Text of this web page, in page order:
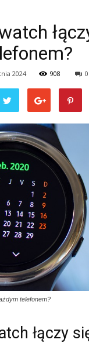
2024 908 0
telefonem?
łączy